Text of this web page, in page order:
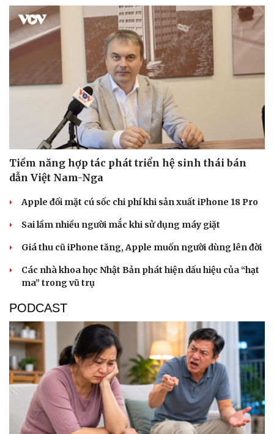
Sức khỏe
Dinh dưỡng - món ngon
Sản phụ khoa
Nam khoa
Làm đẹp - giảm cân
Ăn sạch sống khỏe
Đời sống
Nhà đẹp
Tình yêu - Gia đình
Tiềm năng hợp tác phát triển hệ sinh thái bán
dẫn Việt Nam-Nga
Apple đối mặt cú sốc chi phí khi sản xuất iPhone 18 Pro
Sai lầm nhiều người mắc khi sử dụng máy giặt
Giá thu cũ iPhone tăng, Apple muốn người dùng lên đời
Các nhà khoa học Nhật Bản phát hiện dấu hiệu của “hạt
ma” trong vũ trụ
PODCAST